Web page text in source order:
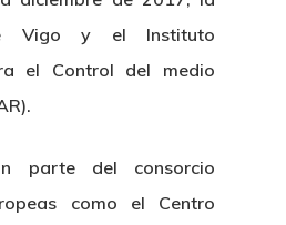
Vigo y el Instituto
el Control del medio
parte del consorcio
como el Centro